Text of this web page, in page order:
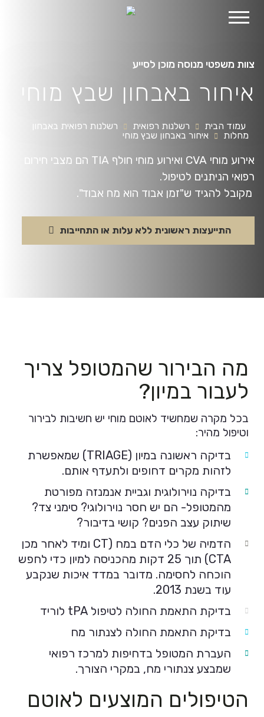
לתוכן
איחור באבחון שבץ מוחי
עמוד הבית רשלנות רפואית
רשלנות רפואית באבחון
מחלות
איחור באבחון שבץ מוחי
צוות משפטי מנוסה מוכן לסייע
אירוע מוחי CVA ואירוע מוחי חולף TIA הם מצבי חירום
רפואי הניתנים לטיפול.
מקובל להגיד ש"זמן אבוד הוא מח אבוד".
התייעצות ראשונית ללא עלות או התחייבות
מה הבירור שהמטופל צריך
לעבור במיון?
בכל מקרה שמחשיד לאוטם מוחי יש חשיבות לבירור
וטיפול מהיר:
בדיקה ראשונה במיון (TRIAGE) שמאפשרת
לזהות מקרים דחופים ולתעדף אותם.
בדיקה נוירולוגית וגביית אנמנזה מפורטת
מהמטופל- הם יש חסר נוירולוגי? סימני צד?
שיתוק עצב הפנים? קושי בדיבור?
הדמיה של כלי הדם במח (CT ומיד לאחר מכן
CTA) תוך 25 דקות מהכניסה למיון כדי לחפש
הוכחה לחסימה. מדובר במדד איכות שנקבע
עוד בשנת 2013.
בדיקת התאמת החולה לטיפול tPA לוריד
בדיקת התאמת החולה לצנתור מח
העברת המטופל בדחיפות למרכז רפואי
שמבצע צנתורי מח, במקרי הצורך.
הטיפולים המוצעים לאוטם